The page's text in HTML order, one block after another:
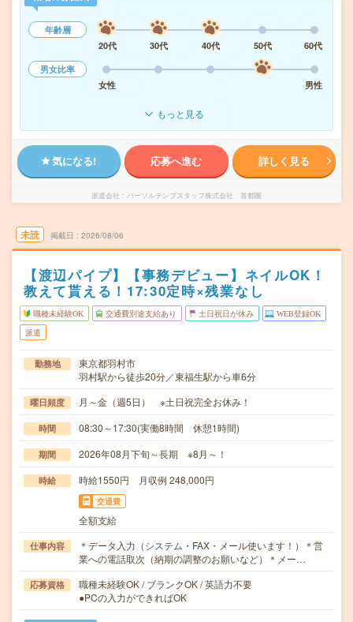
年齢層
20代
30代 40代 50代
60代
男女比率
女性
男性
もっと見る
気になる! 応募へ進む 詳しく見る
派遣会社 パーソルテンプスタッフ株式会社 首都圏
未読 掲載日 2026/08/06
【渡辺パイプ】【事務デビュー】ネイルOK！
教えて貰える！17:30定時×残業なし
職種未経験OK 交通費別途支給あり 土日祝日が休み WEB登録OK
派遣
勤務地
東京都羽村市
羽村駅から徒歩20分／東福生駅から車6分
曜日頻度 月～金（週5日） ※土日祝完全お休み！
時間 08:30～17:30(実働8時間 休憩1時間)
期間 2026年08月下旬～長期 ※8月～！
時給 時給1550円 月収例 248,000円
交通費
全額支給
仕事内容
＊データ入力（システム・FAX・メール使います！）＊営
業への電話取次（納期の調整のお願いなど）＊メー…
応募資格
職種未経験OK / ブランクOK / 英語力不要
●PCの入力ができればOK